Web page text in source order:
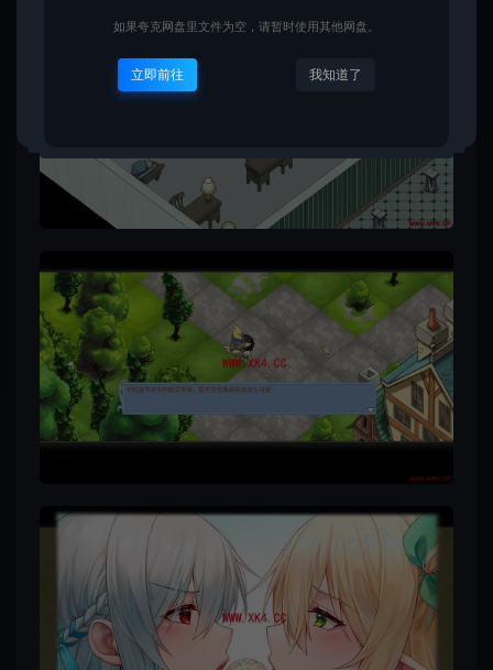
如果夸克网盘里文件为空，请暂时使用其他网盘。
立即前往 我知道了